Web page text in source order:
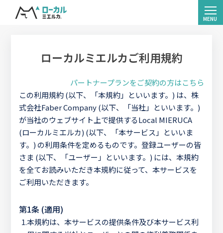
ローカルミエルカご利用規約
パートナープランをご契約の方はこちら
この利用規約 (以下、「本規約」といいます。) は、株
式会社Faber Company (以下、「当社」といいます。)
が当社のウェブサイト上で提供するLocal MIERUCA
(ローカルミエルカ) (以下、「本サービス」といいま
す。) の利用条件を定めるものです。登録ユーザーの皆
さま (以下、「ユーザー」といいます。) には、本規約
を全てお読みいただき本規約に従って、本サービスを
ご利用いただきます。
第1条 (適用)
1.本規約は、本サービスの提供条件及び本サービス利